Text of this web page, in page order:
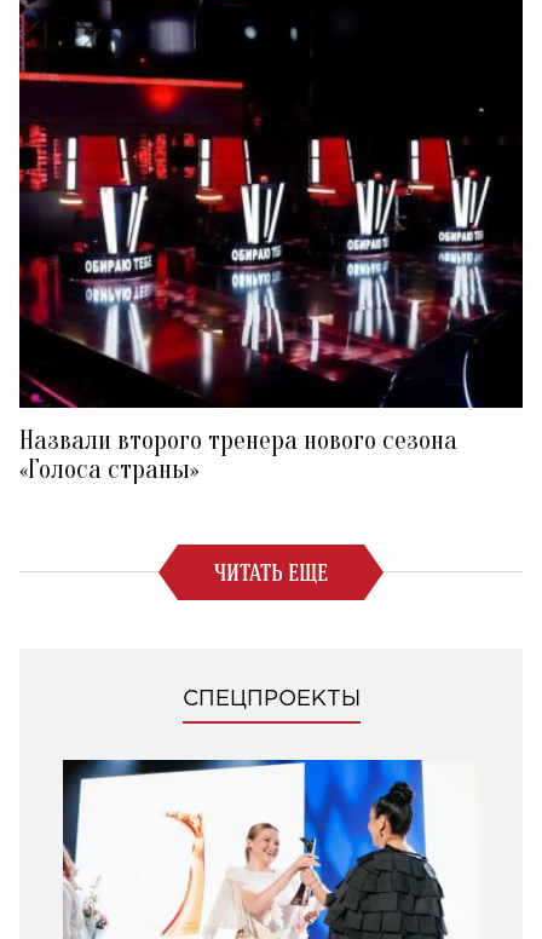
Назвали второго тренера нового сезона
«Голоса страны»
ЧИТАТЬ ЕЩЕ
СПЕЦПРОЕКТЫ